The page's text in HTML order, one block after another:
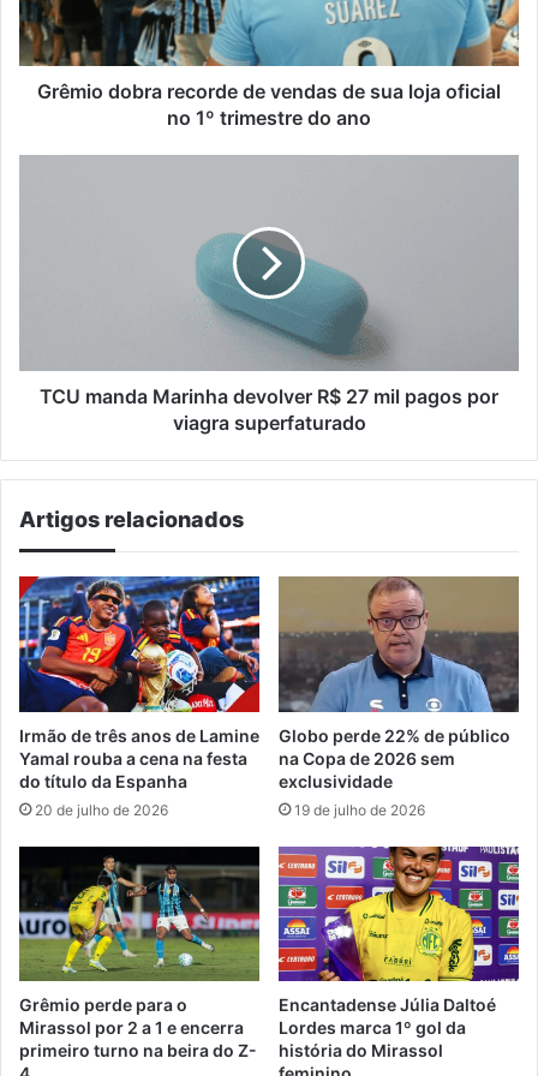
sua
loja
oficial
Grêmio dobra recorde de vendas de sua loja oficial
no 1º trimestre do ano
por
viagra
TCU manda Marinha devolver R$ 27 mil pagos por
viagra superfaturado
Artigos relacionados
Irmão de três anos de Lamine
Yamal rouba a cena na festa
do título da Espanha
20 de julho de 2026
Globo perde 22% de público
na Copa de 2026 sem
exclusividade
19 de julho de 2026
Grêmio perde para o
Mirassol por 2 a 1 e encerra
primeiro turno na beira do Z-
Encantadense Júlia Daltoé
Lordes marca 1º gol da
história do Mirassol